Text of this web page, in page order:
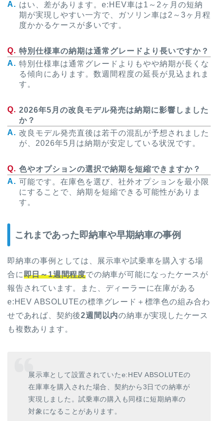
はい、差があります。e:HEV車は1～2ヶ月の短納
期が実現しやすい一方で、ガソリン車は2～3ヶ月程
度かかるケースが多いです。
特別仕様車の納期は通常グレードより長いですか？
特別仕様車は通常グレードよりもやや納期が長くな
る傾向にあります。数週間程度の延長が見込まれま
す。
2026年5月の改良モデル発売は納期に影響しました
か？
改良モデル発売直後は若干の混乱が予想されました
が、2026年5月は納期が安定している状況です。
色やオプションの選択で納期を短縮できますか？
可能です。在庫色を選び、社外オプションを最小限
にすることで、納期を短縮できる可能性がありま
す。
これまであった即納車や早期納車の事例
即納車の事例としては、展示車や試乗車を購入する場
合に即日～1週間程度での納車が可能になったケースが
報告されています。また、ディーラーに在庫がある
e:HEV ABSOLUTEの標準グレード＋標準色の組み合わ
せであれば、契約後2週間以内の納車が実現したケース
も複数あります。
展示車として設置されていたe:HEV ABSOLUTEの
在庫車を購入された場合、契約から3日での納車が
実現しました。試乗車の購入も同様に短期納車の
対象になることがあります。